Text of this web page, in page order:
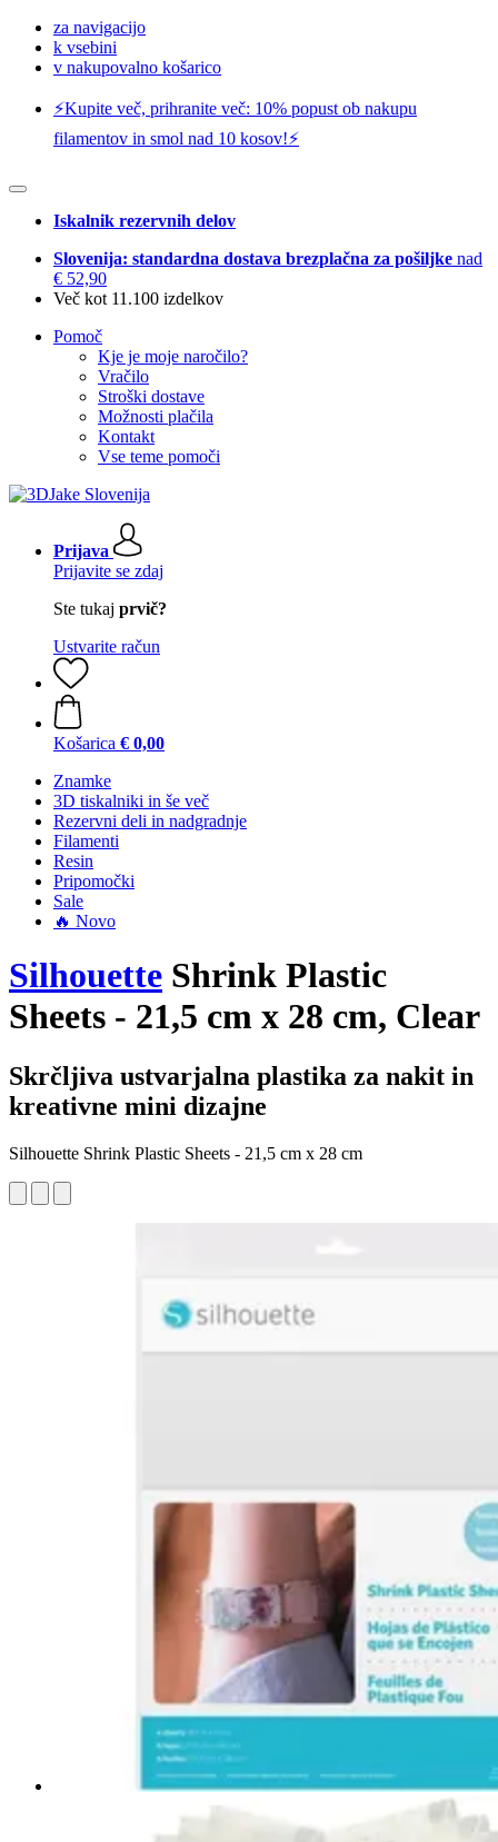
za navigacijo
k vsebini
v nakupovalno košarico
⚡️Kupite več, prihranite več: 10% popust ob nakupu
filamentov in smol nad 10 kosov!⚡️
Iskalnik rezervnih delov
Slovenija: standardna dostava brezplačna za pošiljke nad
€ 52,90
Več kot 11.100 izdelkov
Pomoč
Kje je moje naročilo?
Vračilo
Stroški dostave
Možnosti plačila
Kontakt
Vse teme pomoči
Prijava
Prijavite se zdaj
Ste tukaj prvič?
Ustvarite račun
Košarica € 0,00
Znamke
3D tiskalniki in še več
Rezervni deli in nadgradnje
Filamenti
Resin
Pripomočki
Sale
🔥 Novo
Silhouette Shrink Plastic
Sheets - 21,5 cm x 28 cm, Clear
Skrčljiva ustvarjalna plastika za nakit in
kreativne mini dizajne
Silhouette Shrink Plastic Sheets - 21,5 cm x 28 cm